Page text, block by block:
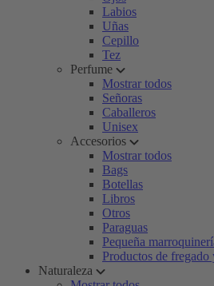
Labios
Uñas
Cepillo
Tez
Perfume
Mostrar todos
Señoras
Caballeros
Unisex
Accesorios
Mostrar todos
Bags
Botellas
Libros
Otros
Paraguas
Pequeña
Productos de fregado
Naturaleza